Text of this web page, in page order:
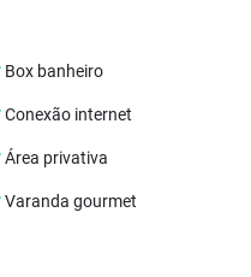
Box banheiro
Conexão internet
Área privativa
Varanda gourmet